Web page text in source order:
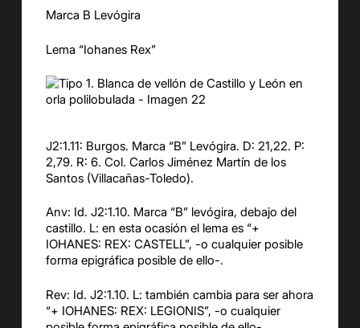
Marca B Levógira
Lema “Iohanes Rex”
J2:1.11: Burgos. Marca “B” Levógira. D: 21,22. P:
2,79. R: 6. Col. Carlos Jiménez Martín de los
Santos (Villacañas-Toledo).
Anv: Id. J2:1.10. Marca “B” levógira, debajo del
castillo. L: en esta ocasión el lema es “+
IOHANES: REX: CASTELL”, -o cualquier posible
forma epigráfica posible de ello-.
Rev: Id. J2:1.10. L: también cambia para ser ahora
“+ IOHANES: REX: LEGIONIS”, -o cualquier